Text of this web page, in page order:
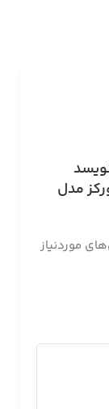
مدل
موردنیاز